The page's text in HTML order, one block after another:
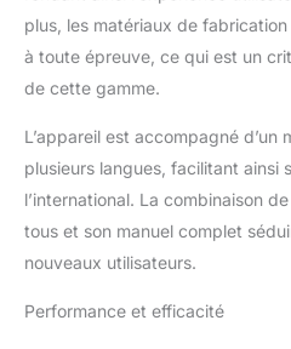
plus, les matériaux de
à toute épreuve, ce qui est un
de cette gamme.
L’appareil est accompagné
plusieurs langues, facilitant ainsi
l’international. La combinaison
tous et son manuel complet
nouveaux utilisateurs.
Performance et efficacité